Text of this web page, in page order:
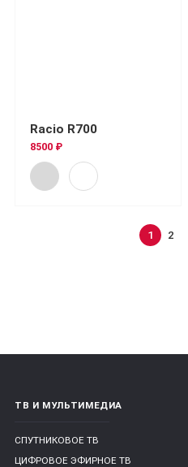
Racio R700
8500 ₽
1 2
ТВ И МУЛЬТИМЕДИА
СПУТНИКОВОЕ ТВ
ЦИФРОВОЕ ЭФИРНОЕ ТВ